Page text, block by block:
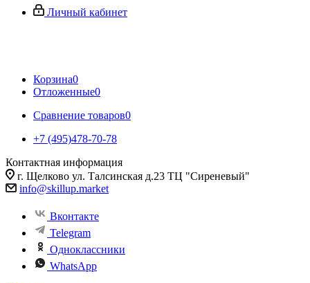
Личный кабинет
Корзина0
Отложенные0
Сравнение товаров0
+7 (495)478-70-78
Контактная информация
г. Щелково ул. Талсинская д.23 ТЦ "Сиреневый"
info@skillup.market
Вконтакте
Telegram
Одноклассники
WhatsApp